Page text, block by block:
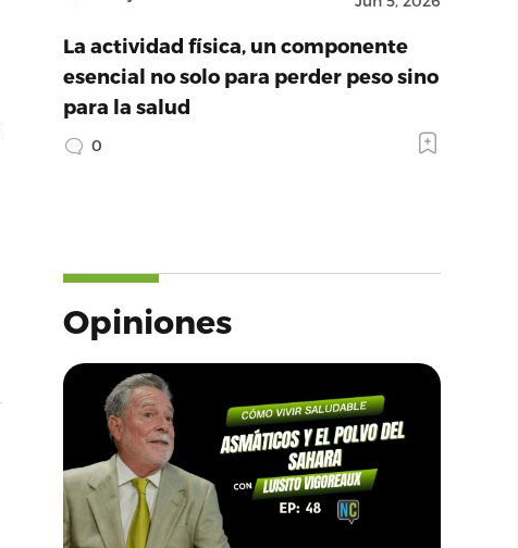
La actividad física, un componente
esencial no solo para perder peso sino
para la salud
0
Opiniones